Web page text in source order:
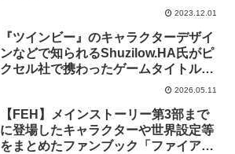
2023.12.01
『ツインビー』のキャラクターデザイ
ンなどで知られるShuzilow.HA氏がピ
クセル社で携わったゲームタイトルの
2026年5月24日に発売決定
2026.05.11
【FEH】メインストーリー第3部まで
に登場したキャラクターや世界設定等
をまとめたファンブック「ファイアー